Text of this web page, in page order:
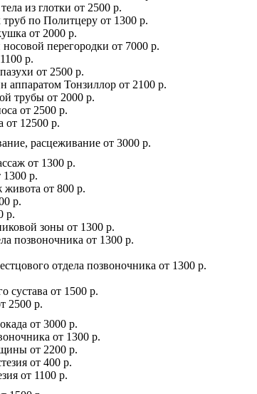
из глотки от 2500 р.
по Политцеру от 1300 р.
от 2000 р.
перегородки от 7000 р.
1100 р.
от 2500 р.
аппаратом Тонзиллор от 2100 р.
трубы от 2000 р.
от 2500 р.
от 12500 р.
расцеживание от 3000 р.
от 1300 р.
1300 р.
живота от 800 р.
р.
р.
зоны от 1300 р.
позвоночника от 1300 р.
отдела позвоночника от 1300 р.
сустава от 1500 р.
2500 р.
от 3000 р.
от 1300 р.
от 2200 р.
от 400 р.
от 1100 р.